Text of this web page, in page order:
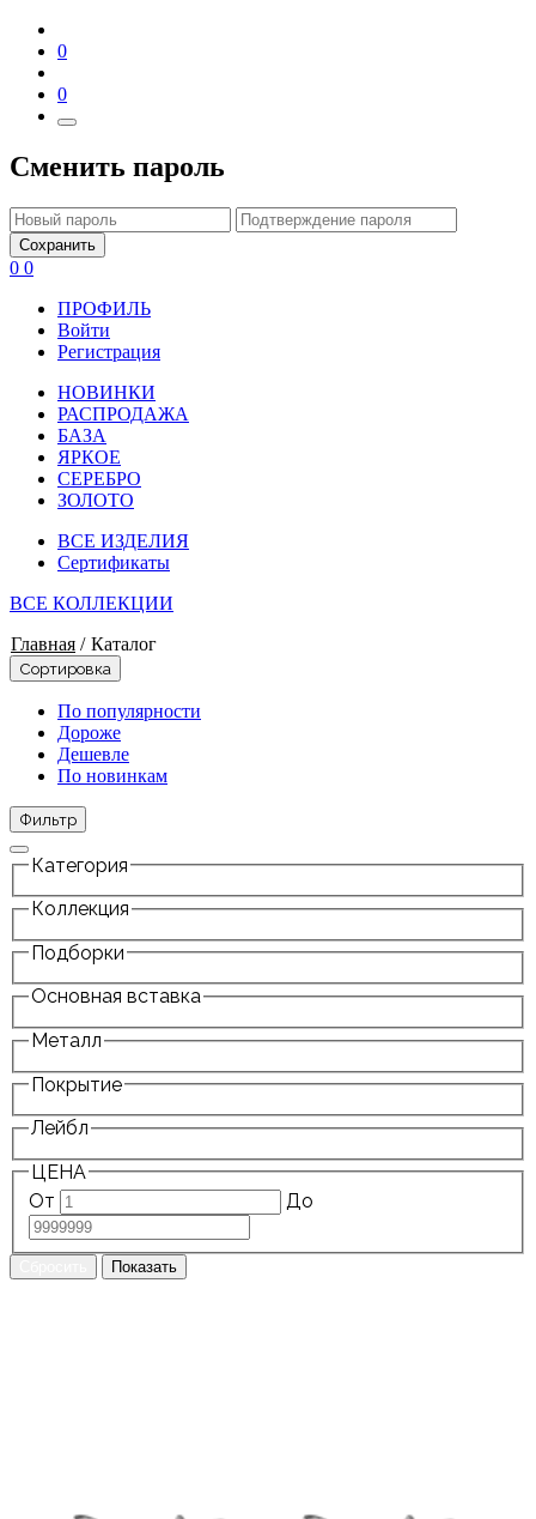
0
0
Сменить пароль
Сохранить
0 0
ПРОФИЛЬ
Войти
Регистрация
НОВИНКИ
РАСПРОДАЖА
БАЗА
ЯРКОЕ
СЕРЕБРО
ЗОЛОТО
ВСЕ ИЗДЕЛИЯ
Сертификаты
ВСЕ КОЛЛЕКЦИИ
Главная / Каталог
Сортировка
По популярности
Дороже
Дешевле
По новинкам
Фильтр
Категория
Коллекция
Подборки
Основная вставка
Металл
Покрытие
Лейбл
ЦЕНА
От
До